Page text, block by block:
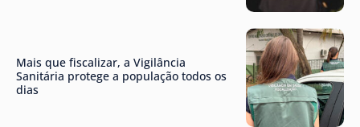
Mais que fiscalizar, a Vigilância
Sanitária protege a população todos os
dias